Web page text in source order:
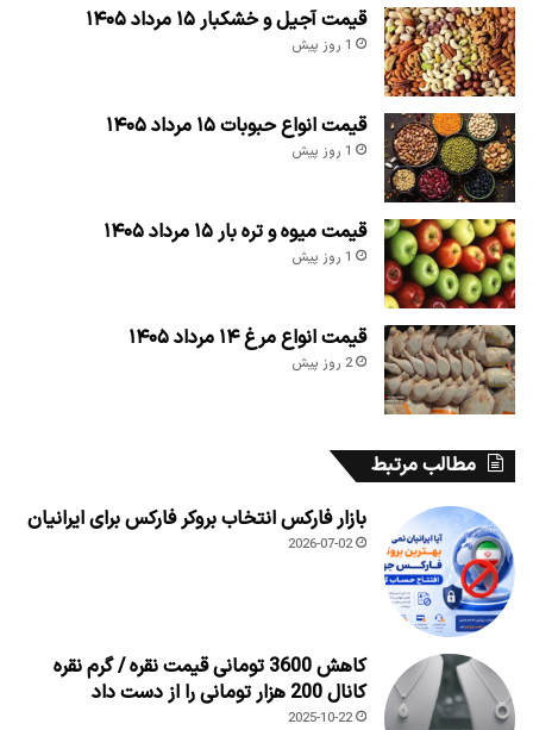
قیمت آجیل و خشکبار ۱۵ مرداد ۱۴۰۵
1 روز پیش
قیمت انواع حبوبات ۱۵ مرداد ۱۴۰۵
1 روز پیش
قیمت میوه و تره بار ۱۵ مرداد ۱۴۰۵
1 روز پیش
قیمت انواع مرغ ۱۴ مرداد ۱۴۰۵
2 روز پیش
مطالب مرتبط
بازار فارکس انتخاب بروکر فارکس برای ایرانیان
2026-07-02
کاهش 3600 تومانی قیمت نقره / گرم نقره
کانال 200 هزار تومانی را از دست داد
2025-10-22